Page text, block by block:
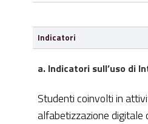
Indicatori
a. Indicatori sull’uso di
Studenti coinvolti in
alfabetizzazione digitale